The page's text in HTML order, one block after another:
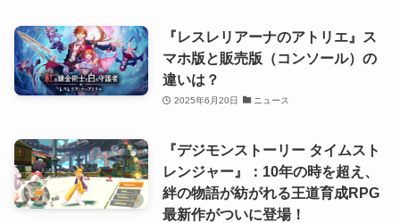
『レスレリアーナのアトリエ』ス
マホ版と販売版（コンソール）の
違いは？
2025年6月20日 ニュース
『デジモンストーリー タイムスト
レンジャー』：10年の時を超え、
絆の物語が紡がれる王道育成RPG
最新作がついに登場！